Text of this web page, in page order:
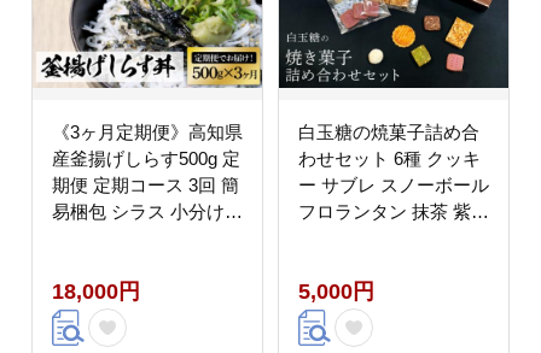
《3ヶ月定期便》高知県
産釜揚げしらす500g 定
期便 定期コース 3回 簡
易梱包 シラス 小分け
軍艦巻き 冷凍配送 おか
ず おつまみ お楽しみ
18,000円
白玉糖の焼菓子詰め合
わせセット 6種 クッキ
ー サブレ スノーボール
フロランタン 抹茶 紫芋
し おやつ セット 詰め
合わせ 手土産 ギフト
5,000円